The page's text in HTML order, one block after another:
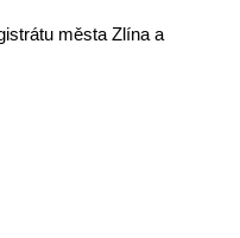
města Zlína a